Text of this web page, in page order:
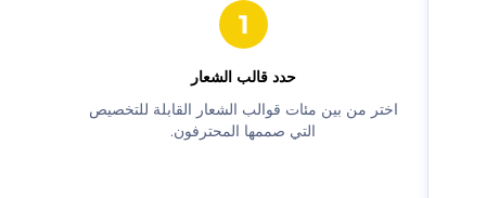
حدد قالب الشعار
‫اختر من بين مئات قوالب الشعار القابلة للتخصيص
التي صممها المحترفون.‬